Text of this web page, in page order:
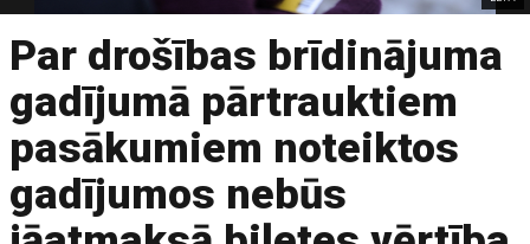
Par drošības brīdinājuma
gadījumā pārtrauktiem
pasākumiem noteiktos
gadījumos nebūs